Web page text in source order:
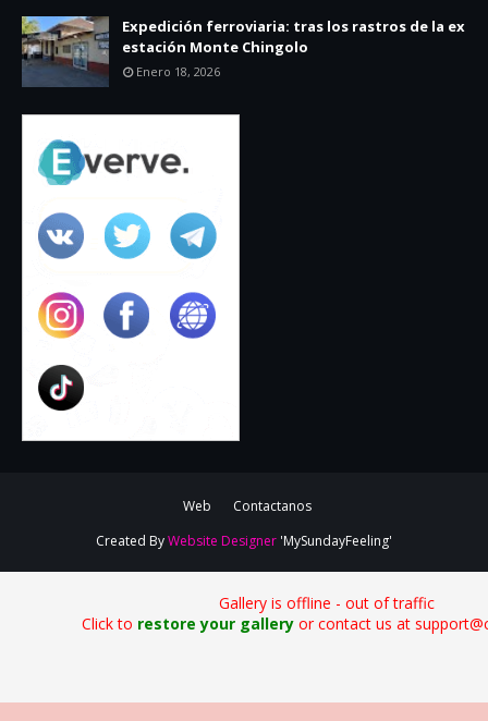
Expedición ferroviaria: tras los rastros de la ex
estación Monte Chingolo
Enero 18, 2026
Web
Contactanos
Created ByWebsite Designer 'MySundayFeeling'
Gallery is offline - out of traffic
Click to restore your galleryor contact us at